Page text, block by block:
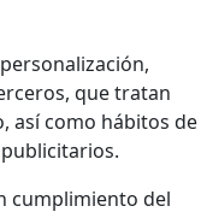
que tratan
así como hábitos de
cumplimiento del